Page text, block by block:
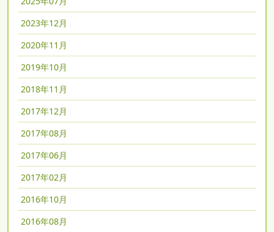
2023年12月
2020年11月
2019年10月
2018年11月
2017年12月
2017年08月
2017年06月
2017年02月
2016年10月
2016年08月